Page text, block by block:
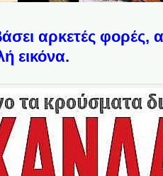
αρκετές φορές,
εικόνα.